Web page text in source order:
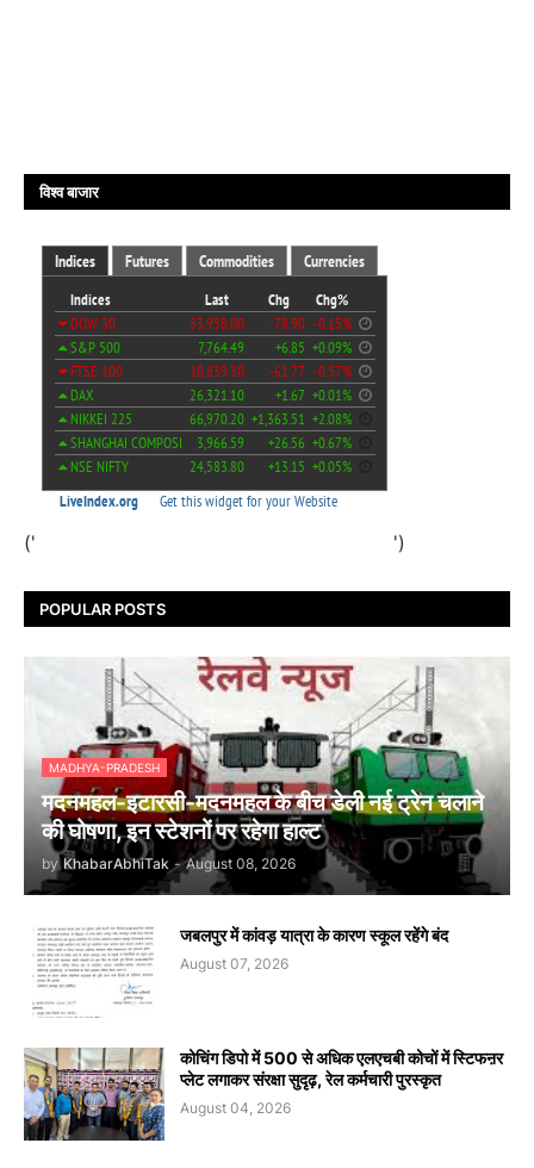
विश्व बाजार
(' ')
POPULAR POSTS
MADHYA-PRADESH
मदनमहल-इटारसी-मदनमहल के बीच डेली नई ट्रेन चलाने
की घोषणा, इन स्टेशनों पर रहेगा हाल्ट
by KhabarAbhiTak - August 08, 2026
जबलपुर में कांवड़ यात्रा के कारण स्कूल रहेंगे बंद
August 07, 2026
कोचिंग डिपो में 500 से अधिक एलएचबी कोचों में स्टिफऩर
प्लेट लगाकर संरक्षा सुदृढ़, रेल कर्मचारी पुरस्कृत
August 04, 2026